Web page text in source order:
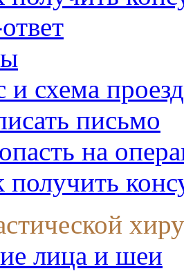
и схема
письмо
на
получить
лица и шеи